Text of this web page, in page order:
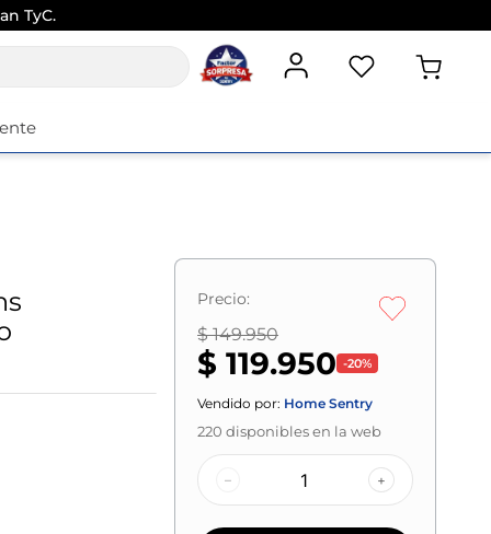
TyC.
Precio:
$ 149.950
$ 119.950 -20%
Vendido por: Home Sentry
220 disponibles en la web
– +